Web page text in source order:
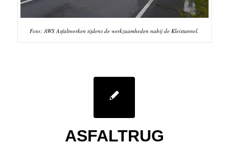
Foto: AWS Asfaltwerken tijdens de werkzaamheden nabij de Kleistunnel.
ASFALTRUG